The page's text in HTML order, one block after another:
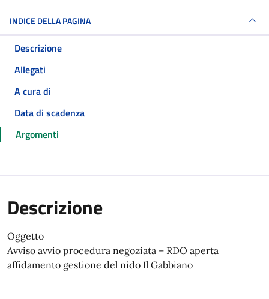
INDICE DELLA PAGINA
Descrizione
Allegati
A cura di
Data di scadenza
Argomenti
Descrizione
Oggetto
Avviso avvio procedura negoziata – RDO aperta
affidamento gestione del nido Il Gabbiano